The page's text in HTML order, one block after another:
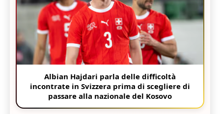
Albian Hajdari parla delle difficoltà
incontrate in Svizzera prima di scegliere di
passare alla nazionale del Kosovo